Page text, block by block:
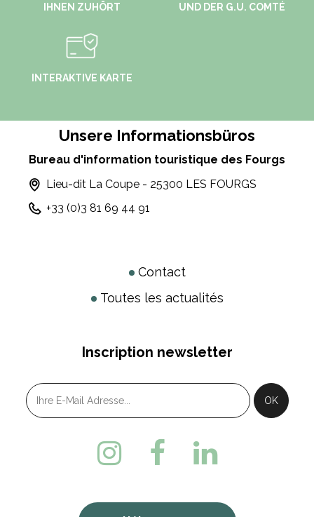
IHNEN ZUHÖRT
UND DER G.U. COMTÉ
INTERAKTIVE KARTE
Unsere Informationsbüros
Bureau d'information touristique des Fourgs
Lieu-dit La Coupe - 25300 LES FOURGS
+33 (0)3 81 69 44 91
Contact
Toutes les actualités
Inscription newsletter